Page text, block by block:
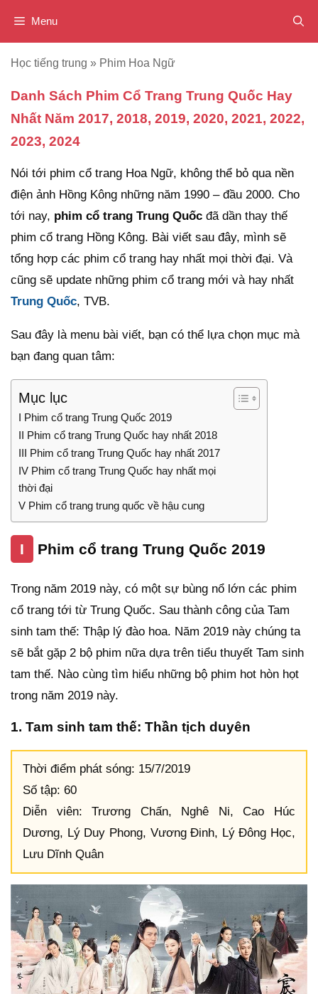
Menu
Học tiếng trung » Phim Hoa Ngữ
Danh Sách Phim Cổ Trang Trung Quốc Hay
Nhất Năm 2017, 2018, 2019, 2020, 2021, 2022,
2023, 2024
Nói tới phim cổ trang Hoa Ngữ, không thể bỏ qua nền
điện ảnh Hồng Kông những năm 1990 – đầu 2000. Cho
tới nay, phim cổ trang Trung Quốc đã dần thay thế
phim cổ trang Hồng Kông. Bài viết sau đây, mình sẽ
tổng hợp các phim cổ trang hay nhất mọi thời đại. Và
cũng sẽ update những phim cổ trang mới và hay nhất
Trung Quốc, TVB.
Sau đây là menu bài viết, bạn có thể lựa chọn mục mà
bạn đang quan tâm:
Mục lục
I Phim cổ trang Trung Quốc 2019
II Phim cổ trang Trung Quốc hay nhất 2018
III Phim cổ trang Trung Quốc hay nhất 2017
IV Phim cổ trang Trung Quốc hay nhất mọi
thời đại
V Phim cổ trang trung quốc về hậu cung
I Phim cổ trang Trung Quốc 2019
Trong năm 2019 này, có một sự bùng nổ lớn các phim
cổ trang tới từ Trung Quốc. Sau thành công của Tam
sinh tam thế: Thập lý đào hoa. Năm 2019 này chúng ta
sẽ bắt gặp 2 bộ phim nữa dựa trên tiểu thuyết Tam sinh
tam thế. Nào cùng tìm hiểu những bộ phim hot hòn họt
trong năm 2019 này.
1. Tam sinh tam thế: Thần tịch duyên
Thời điểm phát sóng: 15/7/2019
Số tập: 60
Diễn viên: Trương Chấn, Nghê Ni, Cao Húc
Dương, Lý Duy Phong, Vương Đinh, Lý Đông Học,
Lưu Dĩnh Quân